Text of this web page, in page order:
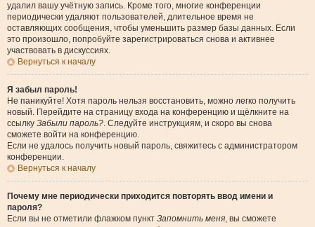
удалил вашу учётную запись. Кроме того, многие конференции
периодически удаляют пользователей, длительное время не
оставляющих сообщения, чтобы уменьшить размер базы данных. Если
это произошло, попробуйте зарегистрироваться снова и активнее
участвовать в дискуссиях.
Вернуться к началу
Я забыл пароль!
Не паникуйте! Хотя пароль нельзя восстановить, можно легко получить
новый. Перейдите на страницу входа на конференцию и щёлкните на
ссылку Забыли пароль?. Следуйте инструкциям, и скоро вы снова
сможете войти на конференцию.
Если не удалось получить новый пароль, свяжитесь с администратором
конференции.
Вернуться к началу
Почему мне периодически приходится повторять ввод имени и
пароля?
Если вы не отметили флажком пункт Запомнить меня, вы сможете